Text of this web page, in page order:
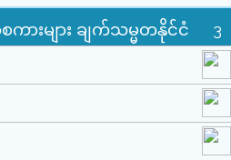
ကားများ ချက်သမ္မတနိုင်ငံ 3